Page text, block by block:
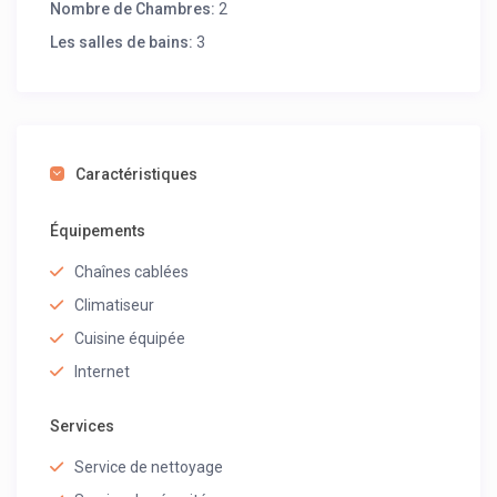
Nombre de Chambres: 2
Les salles de bains: 3
Caractéristiques
Équipements
Chaînes cablées
Climatiseur
Cuisine équipée
Internet
Services
Service de nettoyage